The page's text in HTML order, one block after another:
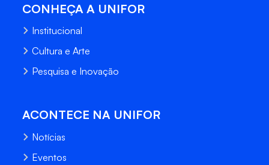
CONHEÇA A UNIFOR
Institucional
Cultura e Arte
Pesquisa e Inovação
ACONTECE NA UNIFOR
Notícias
Eventos